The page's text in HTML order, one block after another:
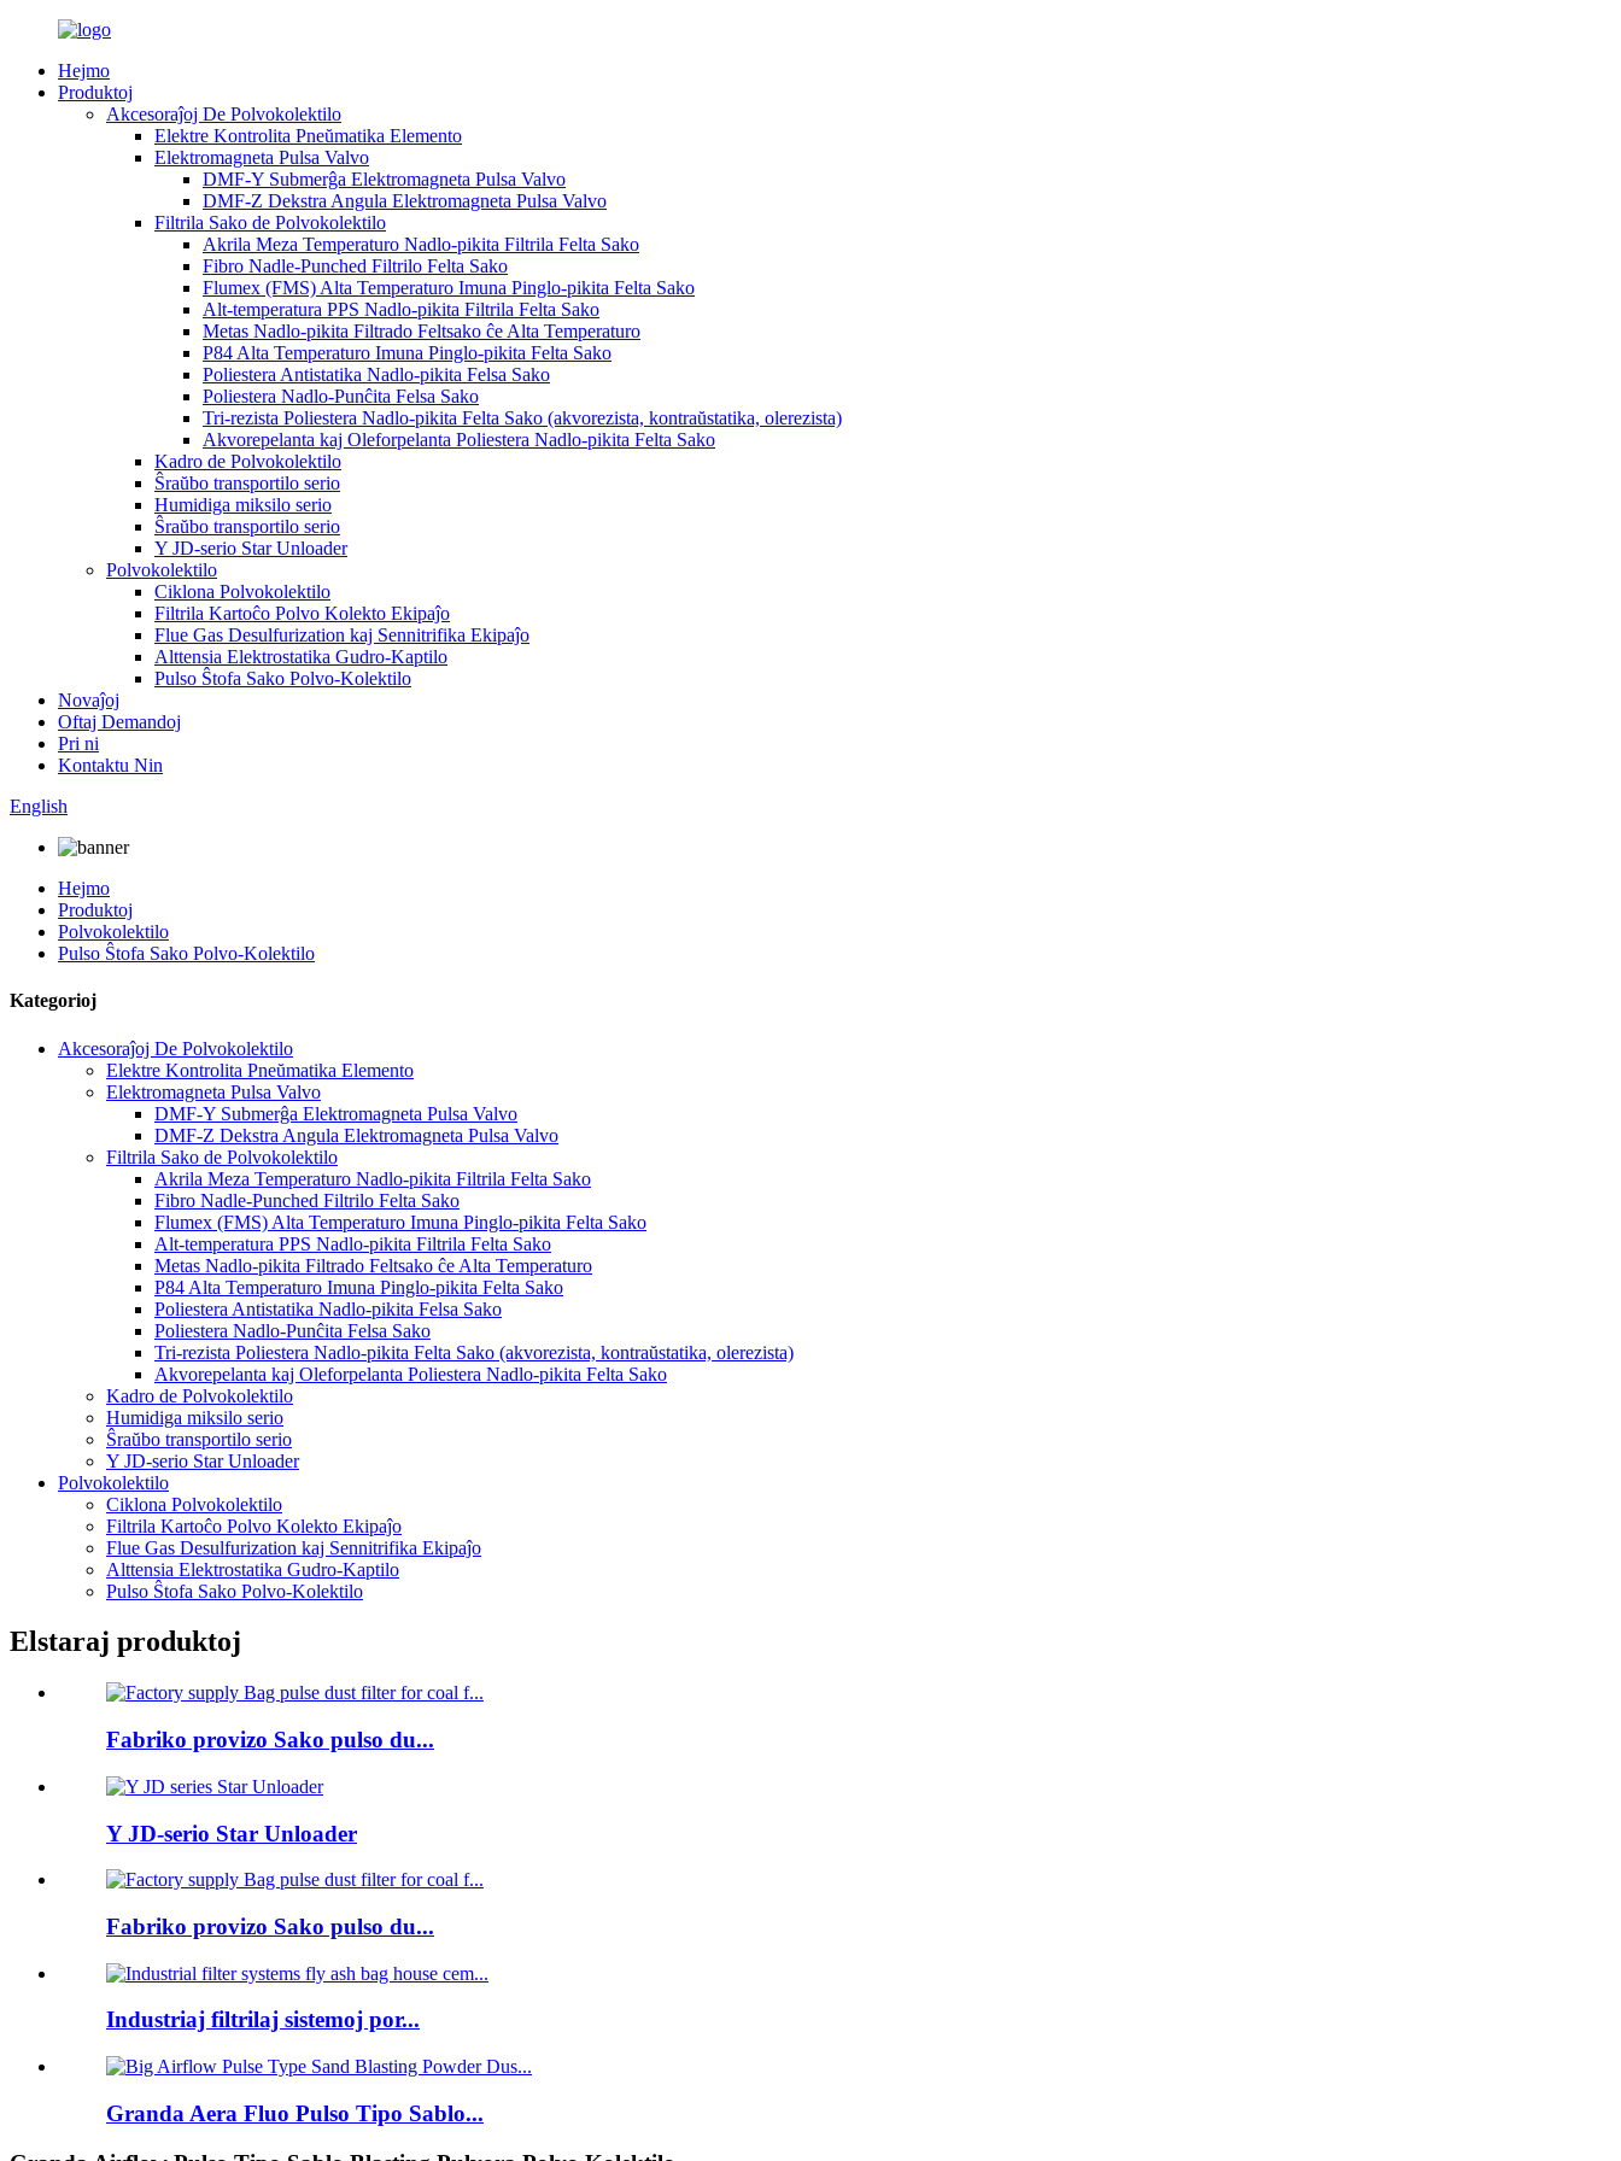
Hejmo
Produktoj
Akcesoraĵoj De Polvokolektilo
Elektre Kontrolita Pneŭmatika Elemento
Elektromagneta Pulsa Valvo
DMF-Y Submerĝa Elektromagneta Pulsa Valvo
DMF-Z Dekstra Angula Elektromagneta Pulsa Valvo
Filtrila Sako de Polvokolektilo
Akrila Meza Temperaturo Nadlo-pikita Filtrila Felta Sako
Fibro Nadle-Punched Filtrilo Felta Sako
Flumex (FMS) Alta Temperaturo Imuna Pinglo-pikita Felta Sako
Alt-temperatura PPS Nadlo-pikita Filtrila Felta Sako
Metas Nadlo-pikita Filtrado Feltsako ĉe Alta Temperaturo
P84 Alta Temperaturo Imuna Pinglo-pikita Felta Sako
Poliestera Antistatika Nadlo-pikita Felsa Sako
Poliestera Nadlo-Punĉita Felsa Sako
Tri-rezista Poliestera Nadlo-pikita Felta Sako (akvorezista, kontraŭstatika, olerezista)
Akvorepelanta kaj Oleforpelanta Poliestera Nadlo-pikita Felta Sako
Kadro de Polvokolektilo
Ŝraŭbo transportilo serio
Humidiga miksilo serio
Ŝraŭbo transportilo serio
Y JD-serio Star Unloader
Polvokolektilo
Ciklona Polvokolektilo
Filtrila Kartoĉo Polvo Kolekto Ekipaĵo
Flue Gas Desulfurization kaj Sennitrifika Ekipaĵo
Alttensia Elektrostatika Gudro-Kaptilo
Pulso Ŝtofa Sako Polvo-Kolektilo
Novaĵoj
Oftaj Demandoj
Pri ni
Kontaktu Nin
English
Hejmo
Produktoj
Polvokolektilo
Pulso Ŝtofa Sako Polvo-Kolektilo
Kategorioj
Akcesoraĵoj De Polvokolektilo
Elektre Kontrolita Pneŭmatika Elemento
Elektromagneta Pulsa Valvo
DMF-Y Submerĝa Elektromagneta Pulsa Valvo
DMF-Z Dekstra Angula Elektromagneta Pulsa Valvo
Filtrila Sako de Polvokolektilo
Akrila Meza Temperaturo Nadlo-pikita Filtrila Felta Sako
Fibro Nadle-Punched Filtrilo Felta Sako
Flumex (FMS) Alta Temperaturo Imuna Pinglo-pikita Felta Sako
Alt-temperatura PPS Nadlo-pikita Filtrila Felta Sako
Metas Nadlo-pikita Filtrado Feltsako ĉe Alta Temperaturo
P84 Alta Temperaturo Imuna Pinglo-pikita Felta Sako
Poliestera Antistatika Nadlo-pikita Felsa Sako
Poliestera Nadlo-Punĉita Felsa Sako
Tri-rezista Poliestera Nadlo-pikita Felta Sako (akvorezista, kontraŭstatika, olerezista)
Akvorepelanta kaj Oleforpelanta Poliestera Nadlo-pikita Felta Sako
Kadro de Polvokolektilo
Humidiga miksilo serio
Ŝraŭbo transportilo serio
Y JD-serio Star Unloader
Polvokolektilo
Ciklona Polvokolektilo
Filtrila Kartoĉo Polvo Kolekto Ekipaĵo
Flue Gas Desulfurization kaj Sennitrifika Ekipaĵo
Alttensia Elektrostatika Gudro-Kaptilo
Pulso Ŝtofa Sako Polvo-Kolektilo
Elstaraj produktoj
Fabriko provizo Sako pulso du...
Y JD-serio Star Unloader
Fabriko provizo Sako pulso du...
Industriaj filtrilaj sistemoj por...
Granda Aera Fluo Pulso Tipo Sablo...